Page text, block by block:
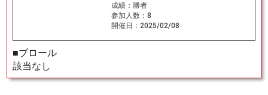
成績： 勝者
参加人数： 8
開催日： 2025/02/08
■ブロール
該当なし